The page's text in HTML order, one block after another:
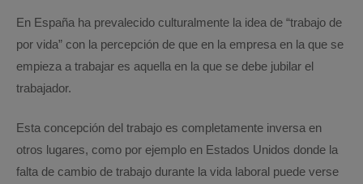
En España ha prevalecido culturalmente la idea de “trabajo de
por vida” con la percepción de que en la empresa en la que se
empieza a trabajar es aquella en la que se debe jubilar el
trabajador.
Esta concepción del trabajo es completamente inversa en
otros lugares, como por ejemplo en Estados Unidos donde la
falta de cambio de trabajo durante la vida laboral puede verse